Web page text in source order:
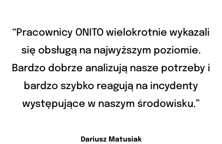
“Pracownicy ONITO wielokrotnie wykazali
się obsługą na najwyższym poziomie.
Bardzo dobrze analizują nasze potrzeby i
bardzo szybko reagują na incydenty
występujące w naszym środowisku.”
Dariusz Matusiak